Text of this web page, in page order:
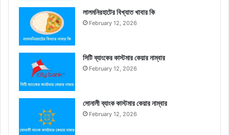
লালমনিরহাটের বিখ্যাত খাবার কি
February 12, 2026
সিটি ব্যাংকের কাস্টমার কেয়ার নাম্বার
February 12, 2026
সোনালী ব্যাংক কাস্টমার কেয়ার নাম্বার
February 12, 2026